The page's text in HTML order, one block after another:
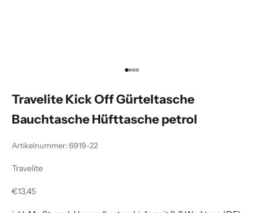
Gehe zu Element 1
Gehe zu Element 2
Gehe zu Element 3
Gehe zu Element 4
Travelite Kick Off Gürteltasche
Bauchtasche Hüfttasche petrol
Artikelnummer: 6919-22
Travelite
Angebot
€13,45